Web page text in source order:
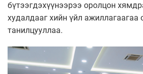
бүтээгдэхүүнээрээ оролцон
худалдааг хийн үйл ажиллагаагаа
танилцууллаа.